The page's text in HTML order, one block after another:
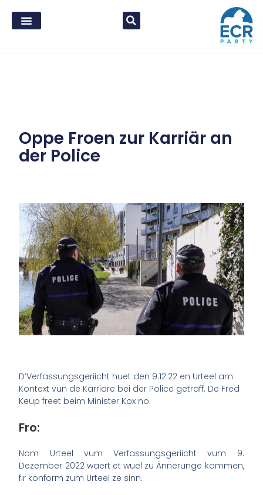
Oppe Froen zur Karriär an
der Police
D’Verfassungsgeriicht huet den 9.12.22 en Urteel am
Kontext vun de Karriäre bei der Police getraff. De Fred
Keup freet beim Minister Kox no.
Fro:
Nom Urteel vum Verfassungsgeriicht vum 9.
Dezember 2022 wäert et wuel zu Ännerunge kommen,
fir konform zum Urteel ze sinn.